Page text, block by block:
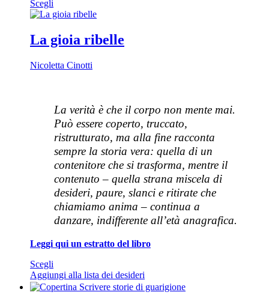
Scegli
prodotto
più
varianti.
opzioni
nella
pagina
del
prodotto
La gioia ribelle
Nicoletta Cinotti
La verità è che il corpo non mente mai.
Può essere coperto, truccato,
ristrutturato, ma alla fine racconta
sempre la storia vera: quella di un
contenitore che si trasforma, mentre il
contenuto – quella strana miscela di
desideri, paure, slanci e ritirate che
chiamiamo anima – continua a
danzare, indifferente all’età anagrafica.
Leggi qui un estratto del libro
Scegli
prodotto
ha
Aggiungi alla lista dei desideri